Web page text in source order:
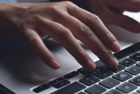
9 sept: GenAI-training
12 nov: MarketingLive!